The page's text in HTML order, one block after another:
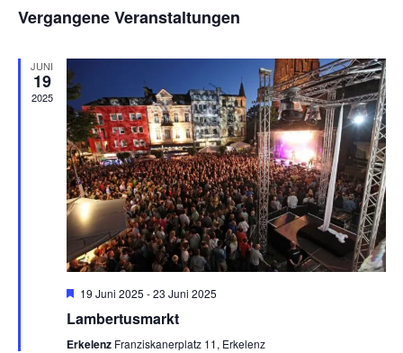
Veranstaltungen
Vergangene Veranstaltungen
JUNI
19
2025
Hervorgehoben
19 Juni 2025 -23 Juni 2025
Lambertusmarkt
Erkelenz Franziskanerplatz 11, Erkelenz